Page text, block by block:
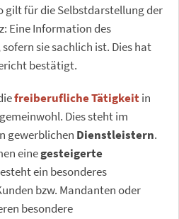
gilt für die Selbstdarstellung der
Eine Information des
sie sachlich ist. Dies hat
bestätigt.
freiberufliche Tätigkeit in
Dies steht im
gewerblichen Dienstleistern.
einegesteigerte
ein besonderes
bzw. Mandanten oder
besondere